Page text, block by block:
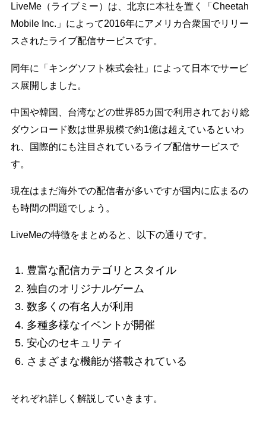
LiveMe（ライブミー）は、北京に本社を置く「Cheetah
Mobile Inc.」によって2016年にアメリカ合衆国でリリー
スされたライブ配信サービスです。
同年に「キングソフト株式会社」によって日本でサービ
ス展開しました。
中国や韓国、台湾などの世界85カ国で利用されており総
ダウンロード数は世界規模で約1億は超えているといわ
れ、国際的にも注目されているライブ配信サービスで
す。
現在はまだ海外での配信者が多いですが国内に広まるの
も時間の問題でしょう。
LiveMeの特徴をまとめると、以下の通りです。
豊富な配信カテゴリとスタイル
独自のオリジナルゲーム
数多くの有名人が利用
多種多様なイベントが開催
安心のセキュリティ
さまざまな機能が搭載されている
それぞれ詳しく解説していきます。